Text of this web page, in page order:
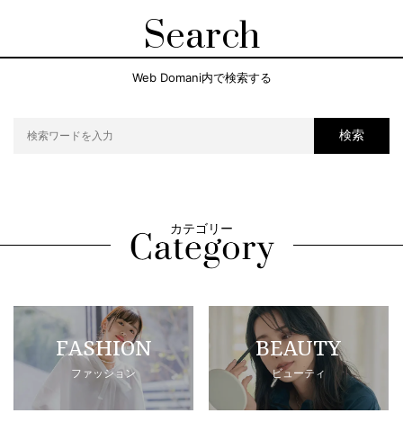
Search
Web Domani内で検索する
検索
カテゴリー
FASHION
ファッション
BEAUTY
ビューティ